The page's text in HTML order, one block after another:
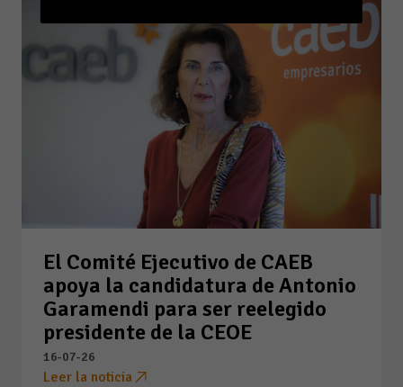
El Comité Ejecutivo de CAEB
apoya la candidatura de Antonio
Garamendi para ser reelegido
presidente de la CEOE
16-07-26
Leer la noticia